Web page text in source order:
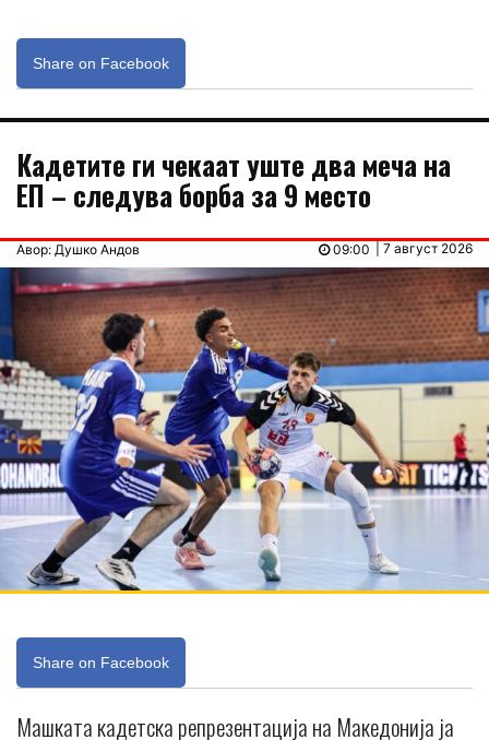
Share on Facebook
Кадетите ги чекаат уште два меча на
ЕП – следува борба за 9 место
Авор: Душко Андов | 7 август 2026
09:00
Share on Facebook
Машката кадетска репрезентација на Македонија ја